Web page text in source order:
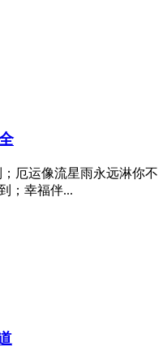
厄运像流星雨永远淋你不
；幸福伴...